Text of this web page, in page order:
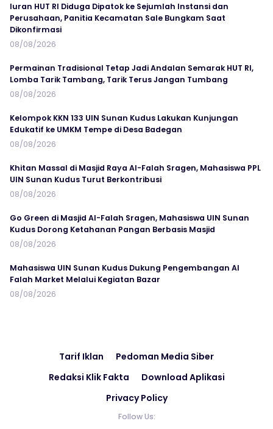
Iuran HUT RI Diduga Dipatok ke Sejumlah Instansi dan
Perusahaan, Panitia Kecamatan Sale Bungkam Saat
Dikonfirmasi
08/08/2026
Permainan Tradisional Tetap Jadi Andalan Semarak HUT RI,
Lomba Tarik Tambang, Tarik Terus Jangan Tumbang
08/08/2026
Kelompok KKN 133 UIN Sunan Kudus Lakukan Kunjungan
Edukatif ke UMKM Tempe di Desa Badegan
08/08/2026
Khitan Massal di Masjid Raya Al-Falah Sragen, Mahasiswa PPL
UIN Sunan Kudus Turut Berkontribusi
08/08/2026
Go Green di Masjid Al-Falah Sragen, Mahasiswa UIN Sunan
Kudus Dorong Ketahanan Pangan Berbasis Masjid
08/08/2026
Mahasiswa UIN Sunan Kudus Dukung Pengembangan Al
Falah Market Melalui Kegiatan Bazar
08/08/2026
Tarif Iklan
Pedoman Media Siber
Redaksi Klik Fakta
Download Aplikasi
Privacy Policy
Follow Us: